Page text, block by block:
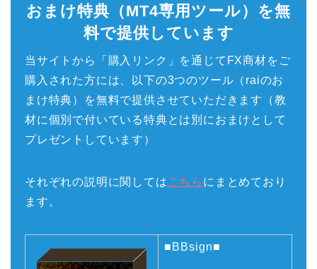
おまけ特典（MT4専用ツール）を無
料で提供しています
当サイトから「購入リンク」を通じてFX商材をご
購入された方には、以下の3つのツール（raiのお
まけ特典）を無料で提供させていただきます（教
材に個別で付いている特典とは別におまけとして
プレゼントしています）
それぞれの説明に関しては こちら にまとめており
ます。
■BBsign■